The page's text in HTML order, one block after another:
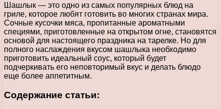
Шашлык — это одно из самых популярных блюд на
гриле, которое любят готовить во многих странах мира.
Сочные кусочки мяса, пропитанные ароматными
специями, приготовленные на открытом огне, становятся
основой для настоящего праздника на тарелке. Но для
полного наслаждения вкусом шашлыка необходимо
приготовить идеальный соус, который будет
подчеркивать его неповторимый вкус и делать блюдо
еще более аппетитным.
Содержание статьи: